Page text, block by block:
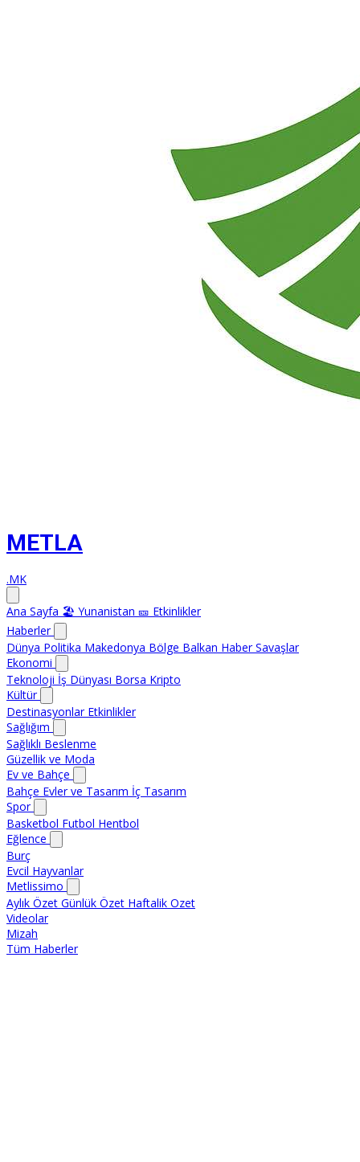
METLA
.MK
Ana Sayfa 🏖️ Yunanistan 🎫 Etkinlikler
Haberler
Dünya Politika Makedonya Bölge Balkan HaberSavaşlar
Ekonomi
Teknoloji İş Dünyası Borsa Kripto
Kültür
Destinasyonlar Etkinlikler
Sağlığım
Sağlıklı Beslenme
Güzellik ve Moda
Ev ve Bahçe
Bahçe Evler ve Tasarım İç Tasarım
Spor
Basketbol Futbol Hentbol
Eğlence
Burç
Evcil Hayvanlar
Metlissimo
Aylık Özet Günlük Özet Haftalik Ozet
Videolar
Mizah
Tüm Haberler